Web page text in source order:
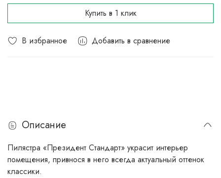
В избранное Добавить в сравнение
Купить в 1 клик
Описание
Пилястра «Президент Стандарт» украсит интерьер
помещения, привнося в него всегда актуальный оттенок
классики.